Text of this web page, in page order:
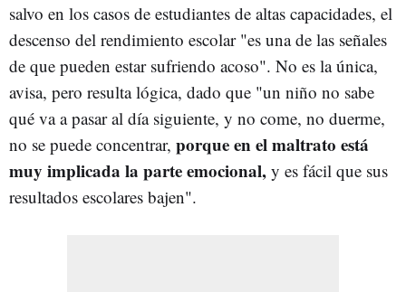
salvo en los casos de estudiantes de altas capacidades, el
descenso del rendimiento escolar "es una de las señales
de que pueden estar sufriendo acoso". No es la única,
avisa, pero resulta lógica, dado que "un niño no sabe
qué va a pasar al día siguiente, y no come, no duerme,
no se puede concentrar, porque en el maltrato está
muy implicada la parte emocional, y es fácil que sus
resultados escolares bajen".